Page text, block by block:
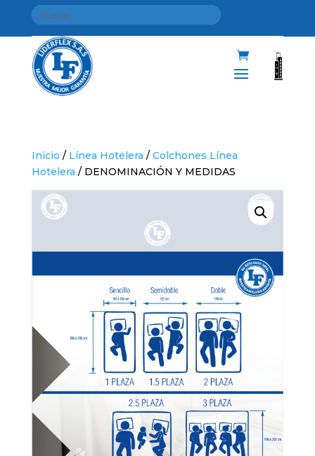
Inicio / Línea Hotelera / Colchones Línea
Hotelera / DENOMINACIÓN Y MEDIDAS